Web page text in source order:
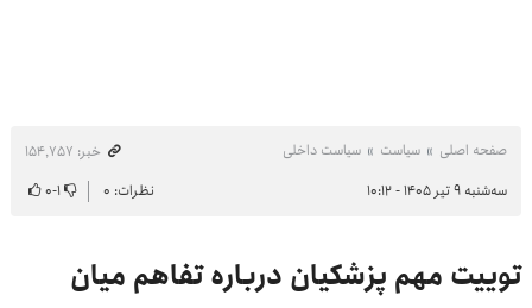
صفحه اصلی سیاست سیاست داخلی
خبر: ۱۵۴٬۷۵۷
سه‌شنبه ۹ تیر ۱۴۰۵ - ۱۰:۱۲
نظرات: ۰ ۱-۰
توییت مهم پزشکیان درباره تفاهم میان